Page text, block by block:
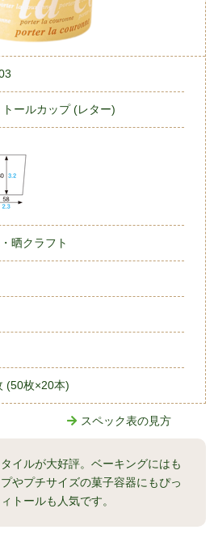
ールカップ (レター)
晒クラフト
(50枚×20本)
スペック表の見方
イルが大好評。ベーキングにはも
やプチサイズの菓子容器にもぴっ
トールも人気です。